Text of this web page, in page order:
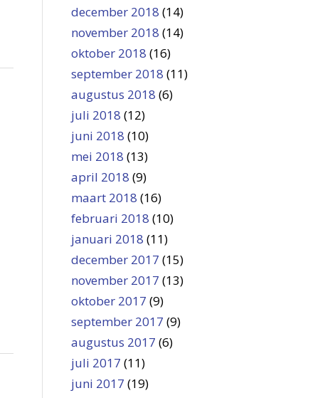
december 2018 (14)
november 2018 (14)
oktober 2018 (16)
september 2018 (11)
augustus 2018 (6)
juli 2018 (12)
juni 2018 (10)
mei 2018 (13)
april 2018 (9)
maart 2018 (16)
februari 2018 (10)
januari 2018 (11)
december 2017 (15)
november 2017 (13)
oktober 2017 (9)
september 2017 (9)
augustus 2017 (6)
juli 2017 (11)
juni 2017 (19)